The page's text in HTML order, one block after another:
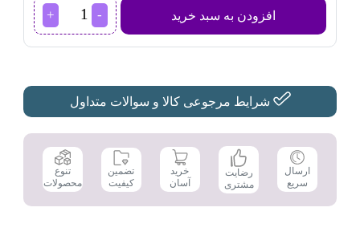
افزودن به سبد خرید
سرویس
قابلمه
ام
تی
مدل
maria
عدد
شرایط مرجوعی کالا و سوالات متداول
ارسال
سریع
رضایت
مشتری
خرید
آسان
تضمین
کیفیت
تنوع
محصولات